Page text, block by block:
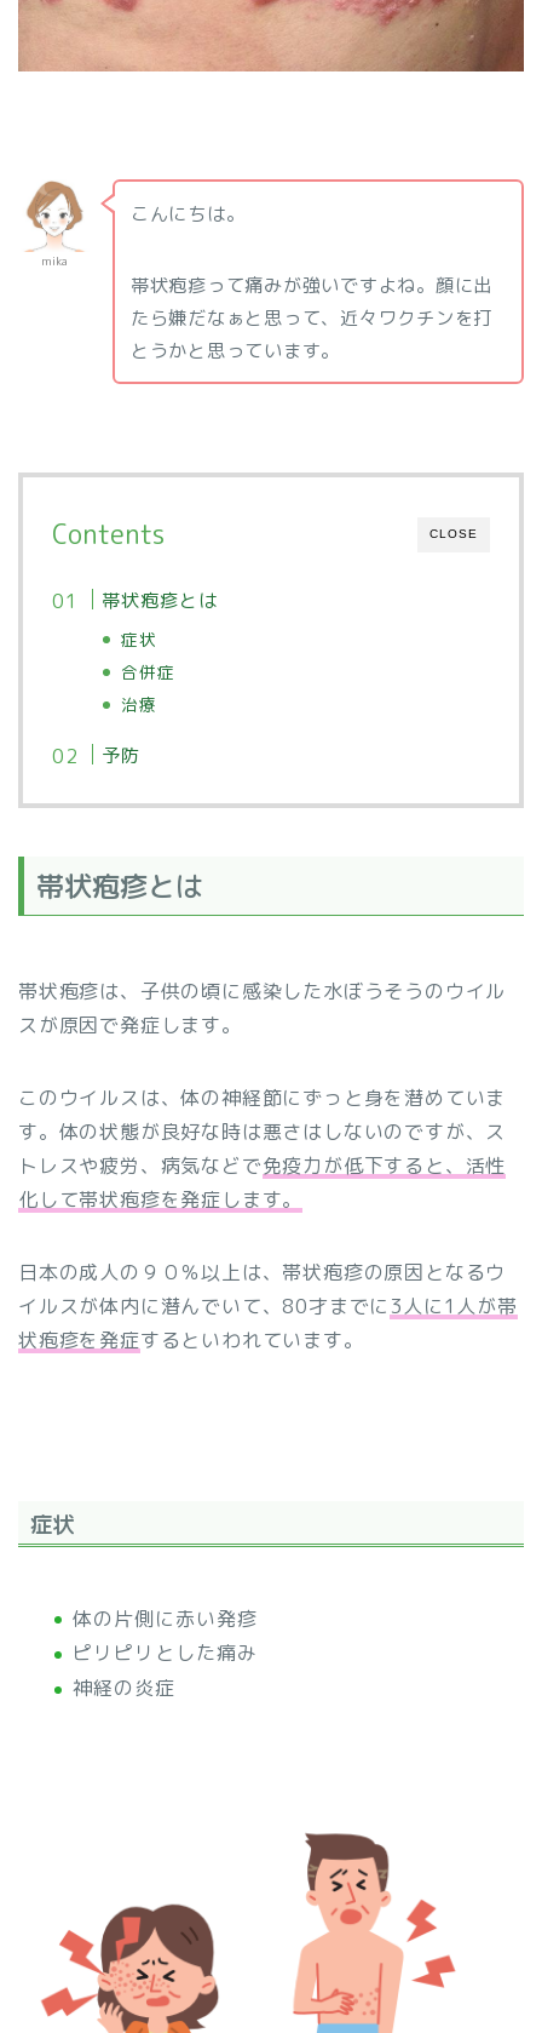
mika
こんにちは。
帯状疱疹って痛みが強いですよね。顔に出
たら嫌だなぁと思って、近々ワクチンを打
とうかと思っています。
CLOSE
Contents
帯状疱疹とは
症状
合併症
治療
予防
帯状疱疹とは
帯状疱疹は、子供の頃に感染した水ぼうそうのウイル
スが原因で発症します。
このウイルスは、体の神経節にずっと身を潜めていま
す。体の状態が良好な時は悪さはしないのですが、ス
トレスや疲労、病気などで免疫力が低下すると、活性
化して帯状疱疹を発症します。
日本の成人の９０％以上は、帯状疱疹の原因となるウ
イルスが体内に潜んでいて、80才までに 3人に1人が帯
状疱疹を発症するといわれています。
症状
体の片側に赤い発疹
ピリピリとした痛み
神経の炎症